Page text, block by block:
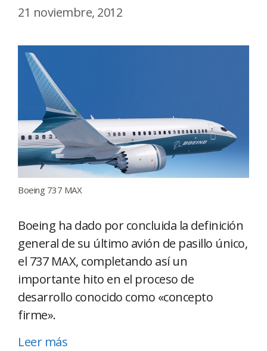
21 noviembre, 2012
Boeing 737 MAX
Boeing ha dado por concluida la definición
general de su último avión de pasillo único,
el 737 MAX, completando así un
importante hito en el proceso de
desarrollo conocido como «concepto
firme».
Leer más